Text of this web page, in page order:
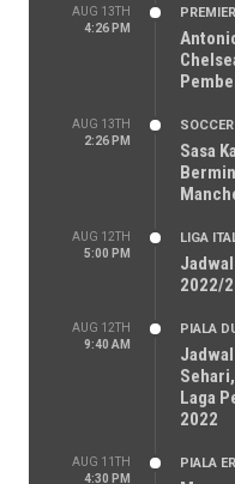
AUG 13TH
4:26 PM
AUG 13TH
2:26 PM
SOCCER
Sasa
AUG 12TH
5:00 PM
LIGA
2022/
AUG 12TH
9:40 AM
PIALA
Laga
2022
AUG 11TH
4:30 PM
PIALA